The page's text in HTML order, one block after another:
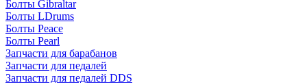
Болты Gibraltar
Болты LDrums
Болты Peace
Болты Pearl
Запчасти для барабанов
Запчасти для педалей
Запчасти для педалей DDS